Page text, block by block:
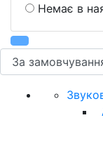
Немає в